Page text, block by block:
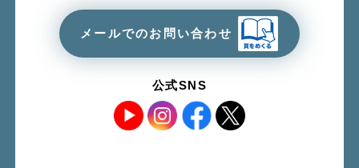
メールでのお問い合わせ
公式SNS